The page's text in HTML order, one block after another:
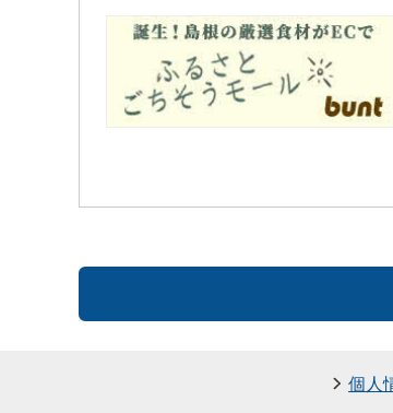
個人